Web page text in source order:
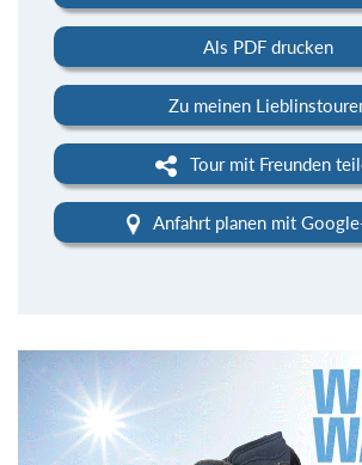
Als PDF drucken
Zu meinen
Tour mit Freunden
Anfahrt planen mit